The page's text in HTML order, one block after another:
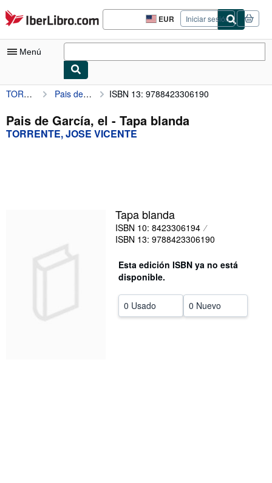
Pasar al contenido principal
IberLibro.com EUR
Preferencias
de
del
Iniciar sesión
Menú
Mi cuenta
Consultar mis pedidos
Búsqueda avanzada
Comenzar a vender
TORRENTE, JOSE VICENTE Pais de García, el ISBN 13: 9788423306190
Pais de García, el - Tapa blanda
TORRENTE, JOSE VICENTE
Tapa blanda
ISBN 10: 8423306194
ISBN 13: 9788423306190
Esta edición ISBN ya no está
disponible.
0 Usado 0 Nuevo